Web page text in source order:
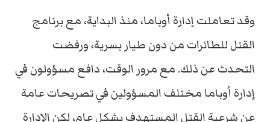
وقد تعاملت إدارة أوباما، منذ البداية، مع برنامج
القتل للطائرات من دون طيار بسرية، ورفضت
التحدث عن ذلك. مع مرور الوقت، دافع مسؤولون في
إدارة أوباما مختلف المسؤولين في تصريحات عامة
عن شرعية القتل المستهدف بشكل عام، لكن الإدارة